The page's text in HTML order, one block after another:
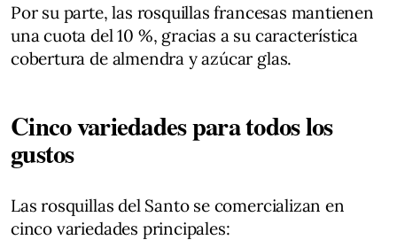
Por su parte, las rosquillas francesas mantienen
una cuota del 10 %, gracias a su característica
cobertura de almendra y azúcar glas.
Cinco variedades para todos los
gustos
Las rosquillas del Santo se comercializan en
cinco variedades principales: